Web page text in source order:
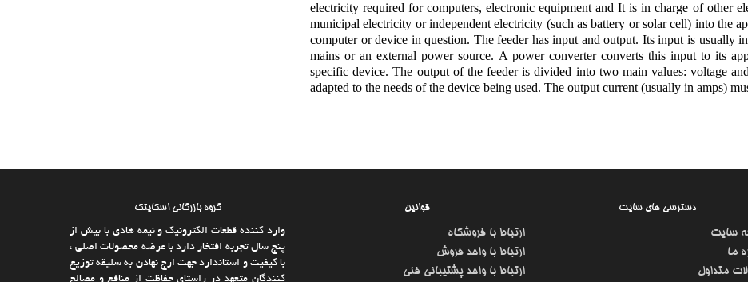
electricity required for computers, electronic equipment and It is in charge of other
municipal electricity or independent electricity (such as battery or solar cell) into the
computer or device in question. The feeder has input and output. Its input is usually
mains or an external power source. A power converter converts this input to its
specific device. The output of the feeder is divided into two main values: voltage
adapted to the needs of the device being used. The output current (usually in amps)
گروه بازرگانی اسکایتک
وارد كننده قطعات الکترونیک و نیمه هادی با بیش از
پنج سال تجربه افتخار دارد با عرضه محصولات اصلی ،
با كیفیت و استاندارد جهت ارج نهادن به سلیقه توزیع
قوانین
ارتباط با فروشگاه
ارتباط با واحد فروش
ارتباط با واحد پشتیبانی فنی
دسترسی های سایت
سایت
ما
متداول